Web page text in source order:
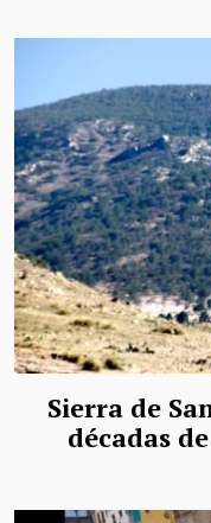
Sierra de
décadas